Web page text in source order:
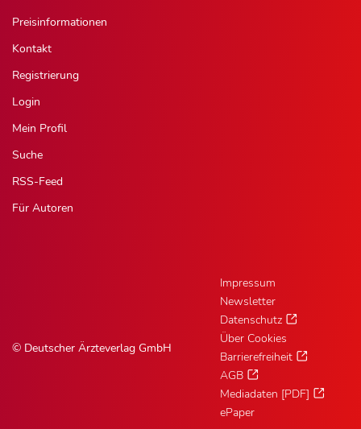
Preisinformationen
Kontakt
Registrierung
Login
Mein Profil
Suche
RSS-Feed
Für Autoren
© Deutscher Ärzteverlag GmbH
Impressum
Newsletter
Datenschutz
Über Cookies
Barrierefreiheit
AGB
Mediadaten [PDF]
ePaper